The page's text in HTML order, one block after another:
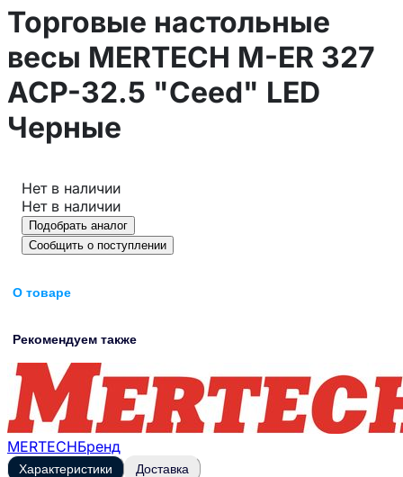
Торговые настольные
весы MERTECH M-ER 327
ACP-32.5 "Ceed" LED
Черные
Нет в наличии
Нет в наличии
Подобрать аналог
Сообщить о поступлении
О товаре
Рекомендуем также
MERTECHБренд
Характеристики Доставка